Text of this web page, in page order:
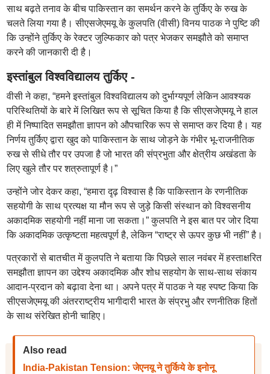
साथ बढ़ते तनाव के बीच पाकिस्तान का समर्थन करने के तुर्किए के रुख के
चलते लिया गया है। सीएसजेएमयू के कुलपति (वीसी) विनय पाठक ने पुष्टि की
कि उन्होंने तुर्किए के रेक्टर जुल्फिकार को पत्र भेजकर समझौते को समाप्त
करने की जानकारी दी है।
इस्तांबुल विश्वविद्यालय तुर्किए -
वीसी ने कहा, “हमने इस्तांबुल विश्वविद्यालय को दुर्भाग्यपूर्ण लेकिन आवश्यक
परिस्थितियों के बारे में लिखित रूप से सूचित किया है कि सीएसजेएमयू ने हाल
ही में निष्पादित समझौता ज्ञापन को औपचारिक रूप से समाप्त कर दिया है। यह
निर्णय तुर्किए द्वारा खुद को पाकिस्तान के साथ जोड़ने के गंभीर भू-राजनीतिक
रुख से सीधे तौर पर उपजा है जो भारत की संप्रभुता और क्षेत्रीय अखंडता के
लिए खुले तौर पर शत्रुतापूर्ण है।”
उन्होंने जोर देकर कहा, “हमारा दृढ़ विश्वास है कि पाकिस्तान के रणनीतिक
सहयोगी के साथ प्रत्यक्ष या मौन रूप से जुड़े किसी संस्थान को विश्वसनीय
अकादमिक सहयोगी नहीं माना जा सकता।” कुलपति ने इस बात पर जोर दिया
कि अकादमिक उत्कृष्टता महत्वपूर्ण है, लेकिन “राष्ट्र से ऊपर कुछ भी नहीं” है।
पत्रकारों से बातचीत में कुलपति ने बताया कि पिछले साल नवंबर में हस्ताक्षरित
समझौता ज्ञापन का उद्देश्य अकादमिक और शोध सहयोग के साथ-साथ संकाय
आदान-प्रदान को बढ़ावा देना था। अपने पत्र में पाठक ने यह स्पष्ट किया कि
सीएसजेएमयू की अंतरराष्ट्रीय भागीदारी भारत के संप्रभु और रणनीतिक हितों
के साथ संरेखित होनी चाहिए।
Also read
India-Pakistan Tension: जेएनयू ने तुर्किये के इनोनू